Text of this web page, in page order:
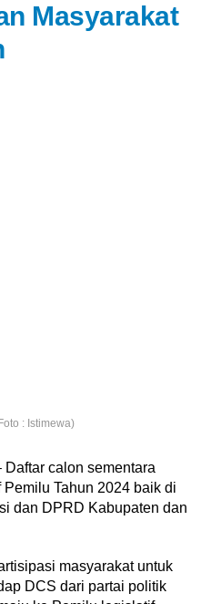
Masyarakat
: Istimewa)
calon sementara
Tahun 2024 baik di
dan DPRD Kabupaten dan
masyarakat untuk
DCS dari partai politik